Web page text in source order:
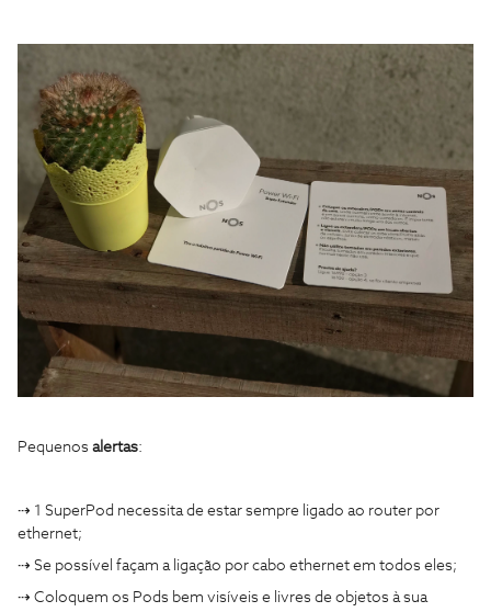
Pequenos alertas:
⇢ 1 SuperPod necessita de estar sempre ligado ao router por
ethernet;
⇢ Se possível façam a ligação por cabo ethernet em todos eles;
⇢ Coloquem os Pods bem visíveis e livres de objetos à sua